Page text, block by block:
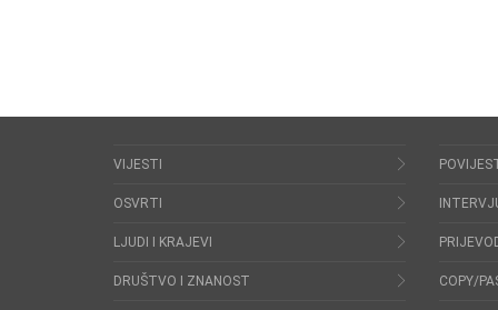
VIJESTI
OSVRTI
LJUDI I KRAJEVI
DRUŠTVO I ZNANOST COPY/